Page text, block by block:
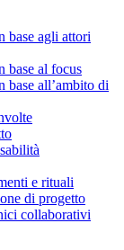
base agli attori
base al focus
base all’ambito di
e rituali
di progetto
collaborativi